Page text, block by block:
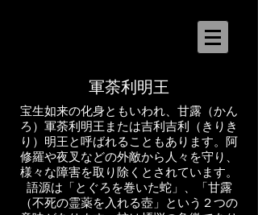
軍荼利明王
宝生如来の化身ともいわれ、甘露（かん
ろ）軍荼利明王または吉利吉利（きりき
り）明王と呼ばれることもあります。阿
修羅や夜叉などの外敵から人々を守り、
様々な障害を取り除くとされています。
語源は「とぐろを巻いた蛇」、「甘露
（不死の霊薬を入れる壺」という２つの